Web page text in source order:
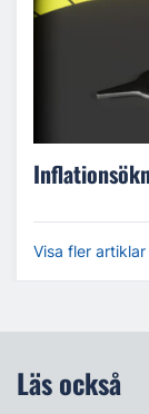
Visa fler artiklar
Läs också